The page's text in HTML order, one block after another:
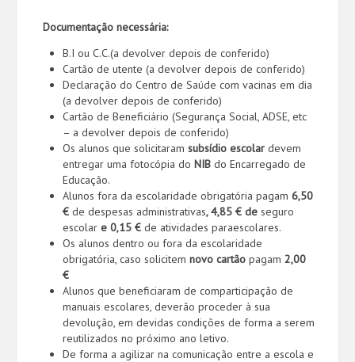
Documentação necessária:
B.I ou C.C.(a devolver depois de conferido)
Cartão de utente (a devolver depois de conferido)
Declaração do Centro de Saúde com vacinas em dia
(a devolver depois de conferido)
Cartão de Beneficiário (Segurança Social, ADSE, etc
– a devolver depois de conferido)
Os alunos que solicitaram subsídio escolar devem
entregar uma fotocópia do NIB do Encarregado de
Educação.
Alunos fora da escolaridade obrigatória pagam 6,50
€ de despesas administrativas, 4,85 € de seguro
escolar e 0,15 € de atividades paraescolares.
Os alunos dentro ou fora da escolaridade
obrigatória, caso solicitem novo cartão pagam 2,00
€
Alunos que beneficiaram de comparticipação de
manuais escolares, deverão proceder à sua
devolução, em devidas condições de forma a serem
reutilizados no próximo ano letivo.
De forma a agilizar na comunicação entre a escola e